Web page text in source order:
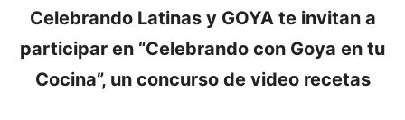
Celebrando Latinas y GOYA te invitan a
participar en “Celebrando con Goya en tu
Cocina”, un concurso de video recetas